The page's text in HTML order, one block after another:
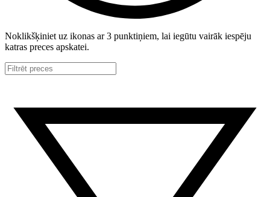
Noklikšķiniet uz ikonas ar 3 punktiņiem, lai iegūtu vairāk iespēju
katras preces apskatei.